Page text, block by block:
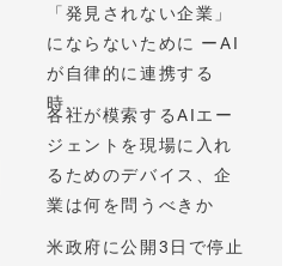
「発見されない企業」
にならないために ーAI
が自律的に連携する
時...
各社が模索するAIエー
ジェントを現場に入れ
るためのデバイス、企
業は何を問うべきか
米政府に公開3日で停止